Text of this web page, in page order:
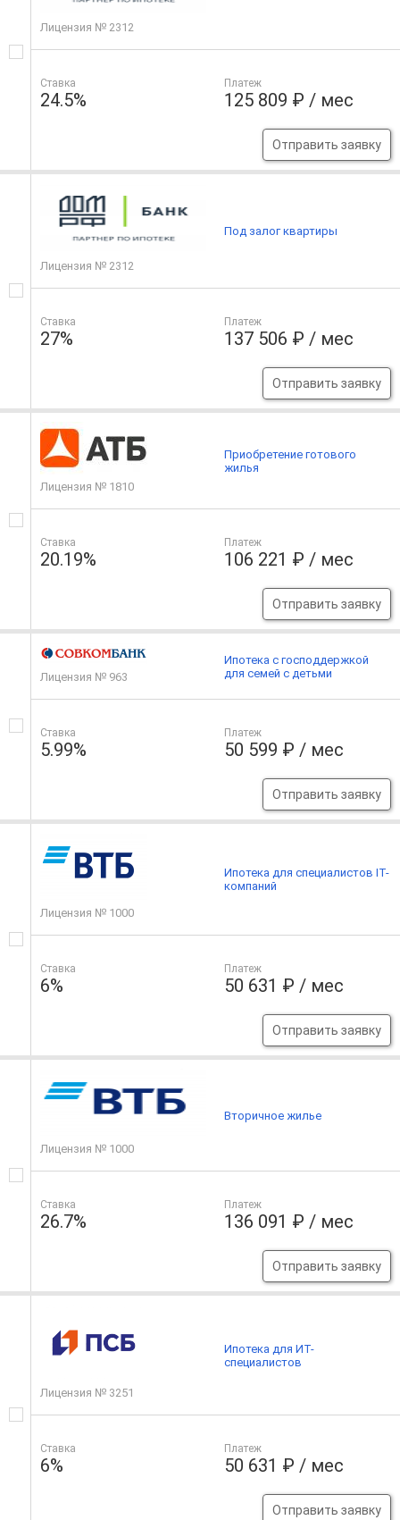
Лицензия № 2312
Ставка
24.5%
Платеж
125 809 ₽ / мес
Отправить заявку
Лицензия № 2312
Ставка
27%
Платеж
137 506 ₽ / мес
Отправить заявку
Под залог квартиры
Лицензия № 1810
Ставка
20.19%
Платеж
106 221 ₽ / мес
Отправить заявку
Приобретение готового
жилья
Лицензия № 963
Ставка
5.99%
Платеж
50 599 ₽ / мес
Отправить заявку
Ипотека с господдержкой
для семей с детьми
Лицензия № 1000
Ставка
6%
Платеж
50 631 ₽ / мес
Отправить заявку
Ипотека для специалистов IT-
компаний
Лицензия № 1000
Ставка
26.7%
Платеж
136 091 ₽ / мес
Отправить заявку
Вторичное жилье
Лицензия № 3251
Ставка
6%
Платеж
50 631 ₽ / мес
Отправить заявку
Ипотека для ИТ-
специалистов